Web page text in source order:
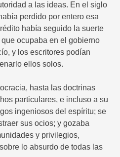
a las ideas. En el siglo
perdido por entero esa
había seguido la suerte
ocupaba en el gobierno
y los escritores podían
ellos solos.
hasta las doctrinas
particulares, e incluso a su
ingeniosos del espíritu; se
sus ocios; y gozaba
y privilegios,
lo absurdo de todas las